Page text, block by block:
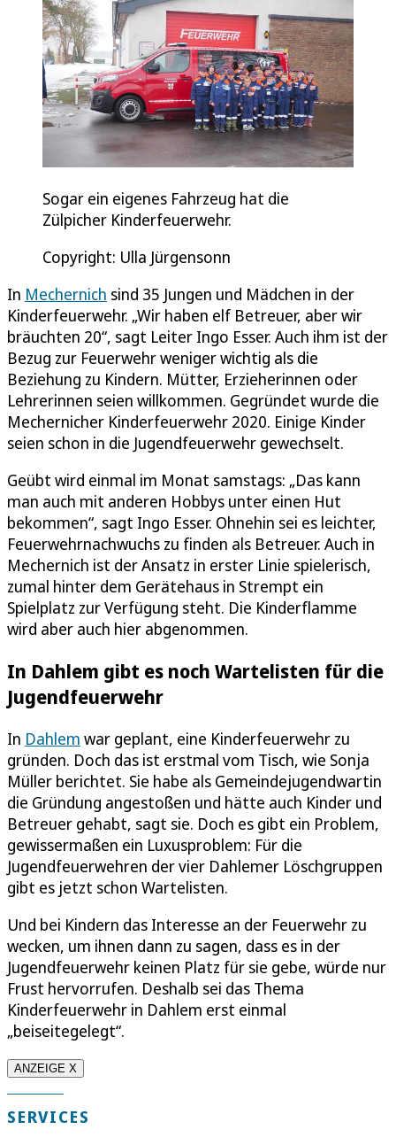
Sogar ein eigenes Fahrzeug hat die
Zülpicher Kinderfeuerwehr.
Copyright: Ulla Jürgensonn
In Mechernich sind 35 Jungen und Mädchen in der
Kinderfeuerwehr. „Wir haben elf Betreuer, aber wir
bräuchten 20“, sagt Leiter Ingo Esser. Auch ihm ist der
Bezug zur Feuerwehr weniger wichtig als die
Beziehung zu Kindern. Mütter, Erzieherinnen oder
Lehrerinnen seien willkommen. Gegründet wurde die
Mechernicher Kinderfeuerwehr 2020. Einige Kinder
seien schon in die Jugendfeuerwehr gewechselt.
Geübt wird einmal im Monat samstags: „Das kann
man auch mit anderen Hobbys unter einen Hut
bekommen“, sagt Ingo Esser. Ohnehin sei es leichter,
Feuerwehrnachwuchs zu finden als Betreuer. Auch in
Mechernich ist der Ansatz in erster Linie spielerisch,
zumal hinter dem Gerätehaus in Strempt ein
Spielplatz zur Verfügung steht. Die Kinderflamme
wird aber auch hier abgenommen.
In Dahlem gibt es noch Wartelisten für die
Jugendfeuerwehr
In Dahlem war geplant, eine Kinderfeuerwehr zu
gründen. Doch das ist erstmal vom Tisch, wie Sonja
Müller berichtet. Sie habe als Gemeindejugendwartin
die Gründung angestoßen und hätte auch Kinder und
Betreuer gehabt, sagt sie. Doch es gibt ein Problem,
gewissermaßen ein Luxusproblem: Für die
Jugendfeuerwehren der vier Dahlemer Löschgruppen
gibt es jetzt schon Wartelisten.
Und bei Kindern das Interesse an der Feuerwehr zu
wecken, um ihnen dann zu sagen, dass es in der
Jugendfeuerwehr keinen Platz für sie gebe, würde nur
Frust hervorrufen. Deshalb sei das Thema
Kinderfeuerwehr in Dahlem erst einmal
„beiseitegelegt“.
ANZEIGE X
SERVICES